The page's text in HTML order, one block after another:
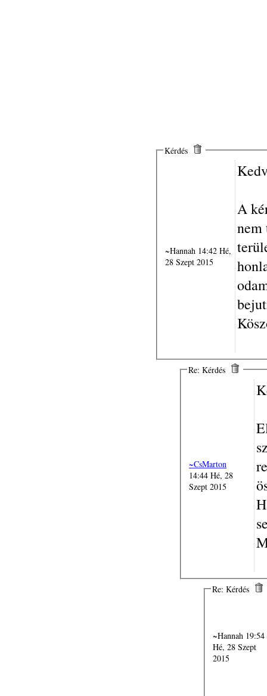
Kérdés
~Hannah 14:42 Hé,
28 Szept 2015
A
Re: Kérdés
~CsMarton
14:44 Hé, 28
Szept 2015
Re: Kérdés
~Hannah 19:54
Hé, 28 Szept
2015